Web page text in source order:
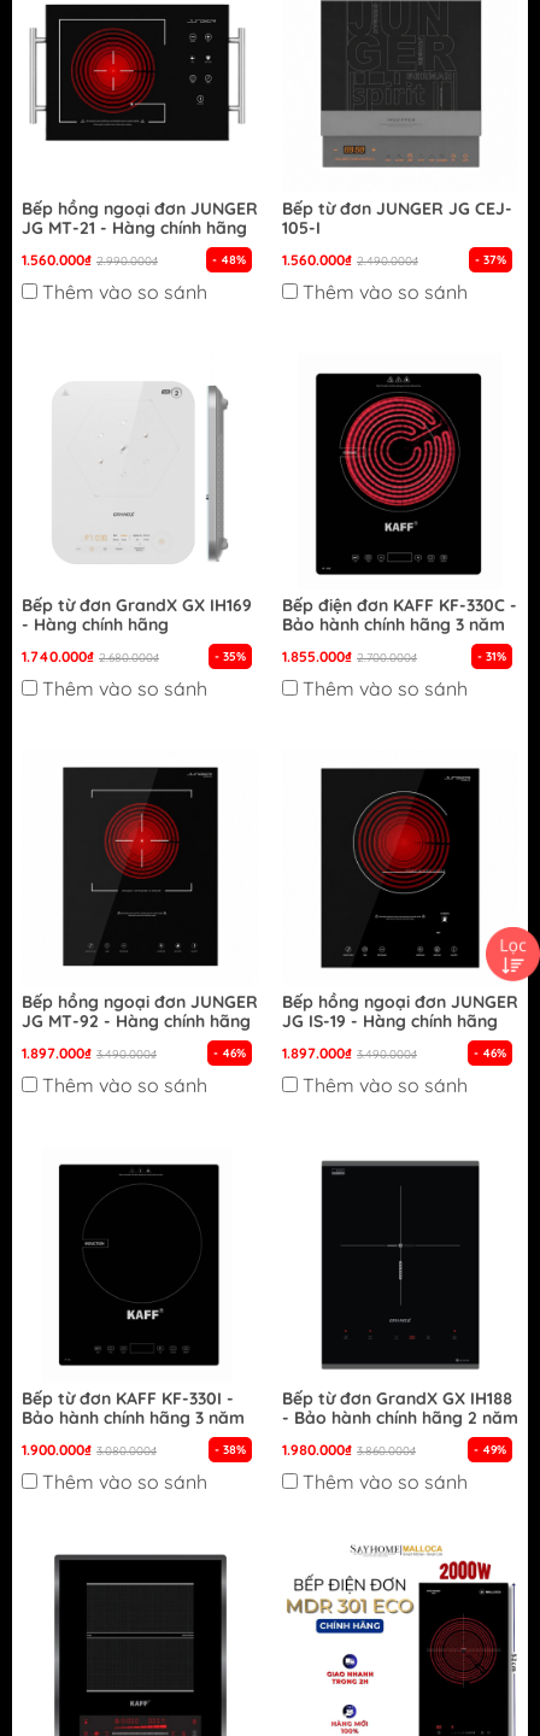
Bếp hồng ngoại đơn JUNGER
JG MT-21 - Hàng chính hãng
1.560.000₫ 2.990.000₫ - 48%
Thêm vào so sánh
Bếp từ đơn JUNGER JG CEJ-
105-I
1.560.000₫ 2.490.000₫ - 37%
Thêm vào so sánh
Bếp từ đơn GrandX GX IH169
- Hàng chính hãng
1.740.000₫ 2.680.000₫ - 35%
Thêm vào so sánh
Bếp điện đơn KAFF KF-330C -
Bảo hành chính hãng 3 năm
1.855.000₫ 2.700.000₫ - 31%
Thêm vào so sánh
Bếp hồng ngoại đơn JUNGER
JG MT-92 - Hàng chính hãng
1.897.000₫ 3.490.000₫ - 46%
Thêm vào so sánh
Bếp hồng ngoại đơn JUNGER
JG IS-19 - Hàng chính hãng
1.897.000₫ 3.490.000₫ - 46%
Thêm vào so sánh
Bếp từ đơn KAFF KF-330I -
Bảo hành chính hãng 3 năm
1.900.000₫ 3.080.000₫ - 38%
Thêm vào so sánh
Bếp từ đơn GrandX GX IH188
- Bảo hành chính hãng 2 năm
1.980.000₫ 3.860.000₫ - 49%
Thêm vào so sánh